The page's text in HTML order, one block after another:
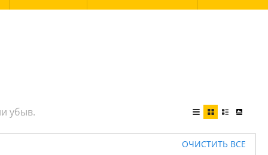
ОЧИСТИТЬ ВСЕ